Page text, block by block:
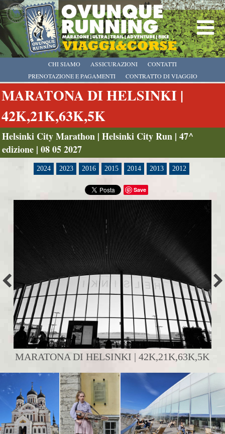
CHI SIAMO
PRENOTAZIONE E PAGAMENTI
CONTRATTO DI VIAGGIO
ASSICURAZIONI CONTATTI
MARATONA DI HELSINKI |
42K,21K,63K,5K
Helsinki City Marathon | Helsinki City Run | 47^
edizione | 08 05 2027
2024 2023 2016 2015 2014 2013 2012
Save
MARATONA DI HELSINKI | 42K,21K,63K,5K